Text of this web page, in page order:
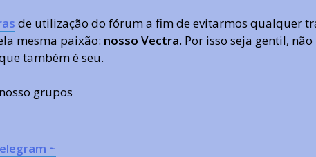
de utilização do fórum a fim de evitarmos qualquer
mesma paixão: nosso Vectra. Por isso seja gentil,
também é seu.
grupos
~